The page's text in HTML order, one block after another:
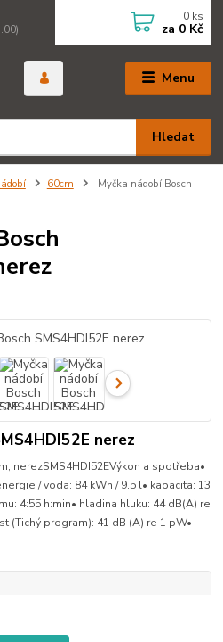
Menu
Hledat
0 ks
za 0 Kč
60cm
Myčka nádobí Bosch
nerez
nerezSMS4HDI52EVýkon a spotřeba•
/ voda: 84 kWh / 9.5 l• kapacita: 13
4:55 h:min• hladina hluku: 44 dB(A) re
(Tichý program): 41 dB (A) re 1 pW•